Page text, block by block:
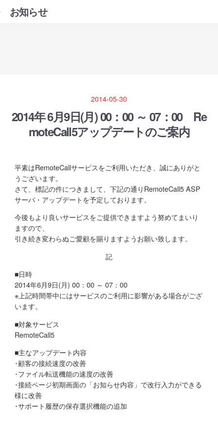
お知らせ
2014-05-30
2014年 6月9日(月) 00：00 ～ 07：00 Re
moteCall5アップデートのご案内
平素はRemoteCallサービスをご利用いただき、誠にありがと
うございます。
さて、標記の件につきまして、下記の通りRemoteCall5 ASP
サーバ・アップデートを予定しております。
今後もより良いサービスをご提供できますよう努めてまいり
ますので、
引き続き変わらぬご愛顧を賜りますようお願い致します。
記
■日時
2014年6月9日(月) 00：00 ～ 07：00
※上記時間帯中にはサービスのご利用に影響がある場合がござ
います。
■対象サービス
RemoteCall5
■主なアップデート内容
･顧客の接続速度の改善
･ファイル転送機能の速度の改善
･接続ページ初期画面の「お知らせ内容」で改行入力ができる
様に改善
･サポート履歴の保存選択機能の追加